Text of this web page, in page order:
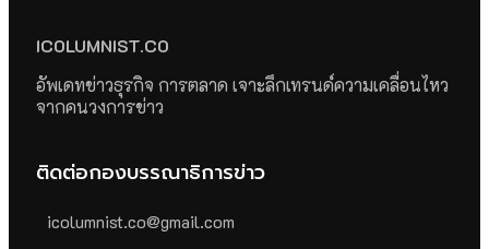
ICOLUMNIST.CO
อัพเดทข่าวธุรกิจ การตลาด เจาะลึกเทรนด์ความเคลื่อนไหว
จากคนวงการข่าว
ติดต่อกองบรรณาธิการข่าว
icolumnist.co@gmail.com